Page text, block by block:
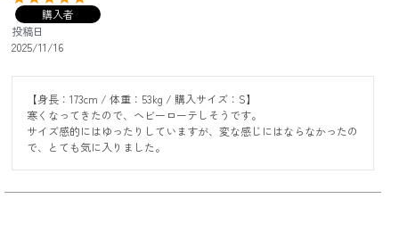
購入者
投稿日
2025/11/16
【身長：173cm / 体重：53kg / 購入サイズ：S】
寒くなってきたので、ヘビーローテしそうです。
サイズ感的にはゆったりしていますが、変な感じにはならなかったの
で、とても気に入りました。